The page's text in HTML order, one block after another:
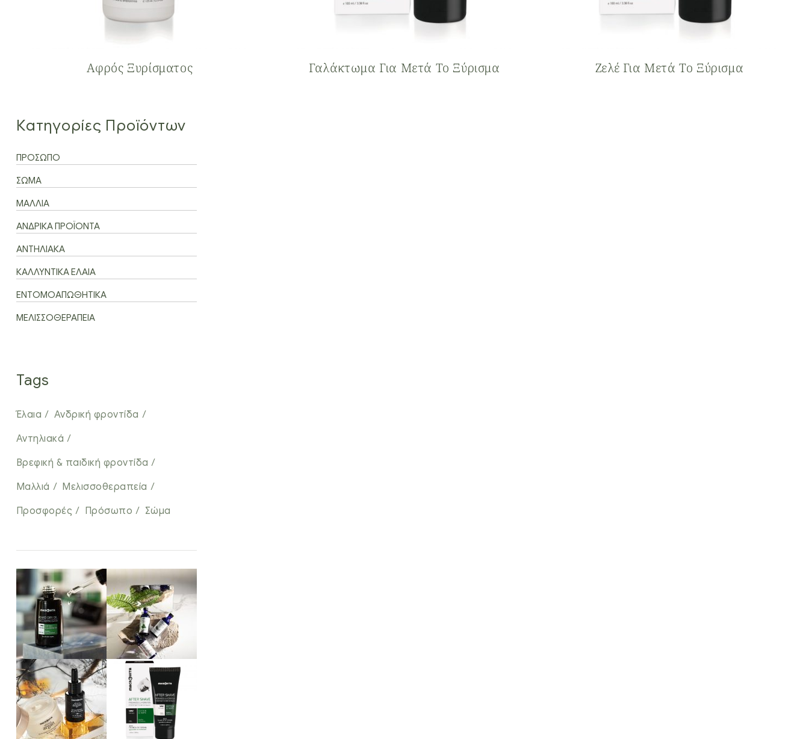
Αφρός Ξυρίσματος Γαλάκτωμα Για Μετά Το Ξύρισμα Ζελέ Για Μετά Το Ξύρισμα
Κατηγορίες Προϊόντων
ΠΡΟΣΩΠΟ
ΣΩΜΑ
ΜΑΛΛΙΑ
ΑΝΔΡΙΚΑ ΠΡΟΪΟΝΤΑ
ΑΝΤΗΛΙΑΚΑ
ΚΑΛΛΥΝΤΙΚΑ ΕΛΑΙΑ
ΕΝΤΟΜΟΑΠΩΘΗΤΙΚΑ
ΜΕΛΙΣΣΟΘΕΡΑΠΕΙΑ
Tags
Έλαια
Ανδρική φροντίδα
Αντηλιακά
Βρεφική & παιδική φροντίδα
Μαλλιά
Μελισσοθεραπεία
Προσφορές
Πρόσωπο Σώμα